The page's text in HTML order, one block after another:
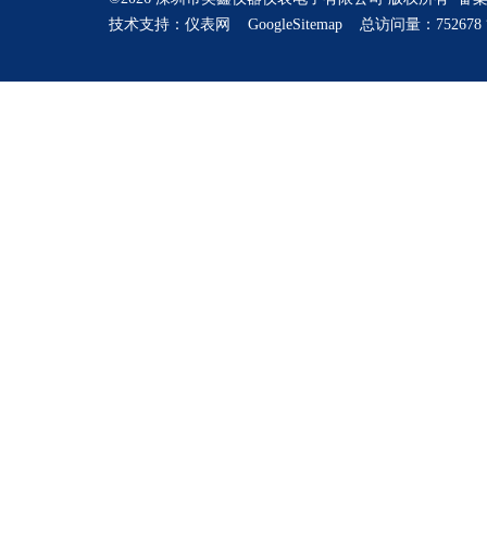
技术支持： 仪表网 GoogleSitemap 总访问量：752678